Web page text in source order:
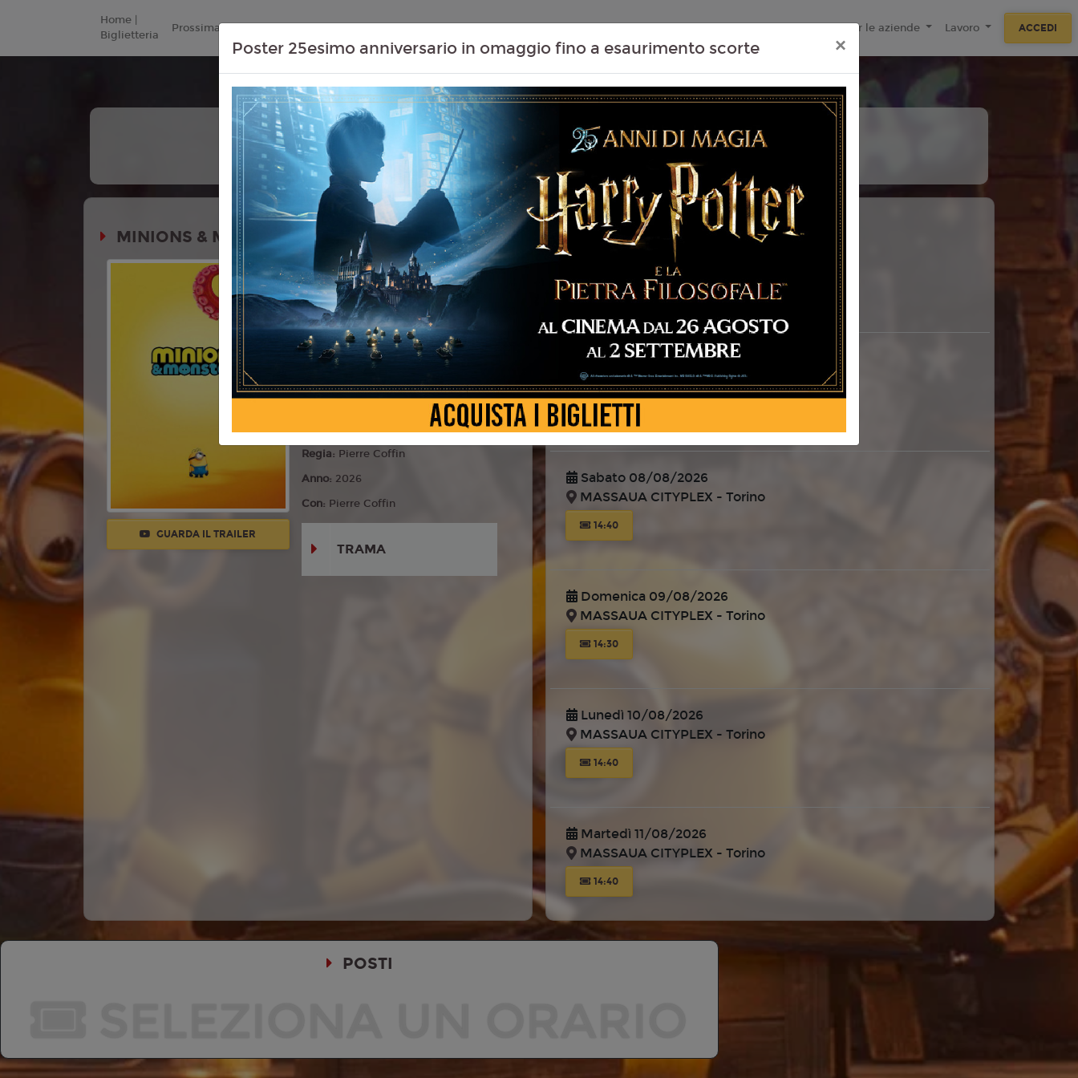
Home |
Biglietteria
Prossimamente Listino Prezzi Contenuti Extra Proiezioni Scolastiche Eventi Passati Tecnologie F.A.Q Per le aziende Lavoro ACCEDI
+
Tutte
Le Date
06
Agosto
Giovedì
07
Venerdì
08
Agosto
09
Domenica
10
Agosto
MINIONS & MONSTERS
GUARDA IL TRAILER
Durata: 87 min
Genere:Animazione, Avventura,
Regia: Pierre Coffin
Anno: 2026
Con: Pierre Coffin
TRAMA
Giovedì 06/08/2026
MASSAUA CITYPLEX - Torino
14:40
Venerdì 07/08/2026
MASSAUA CITYPLEX - Torino
14:40
Sabato 08/08/2026
MASSAUA CITYPLEX - Torino
14:40
Domenica 09/08/2026
MASSAUA CITYPLEX - Torino
14:30
Lunedì 10/08/2026
MASSAUA CITYPLEX - Torino
14:40
Martedì 11/08/2026
MASSAUA CITYPLEX - Torino
14:40
POSTI
Poster 25esimo anniversario in omaggio fino a esaurimento scorte ×